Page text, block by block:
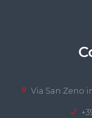
Via San Zeno